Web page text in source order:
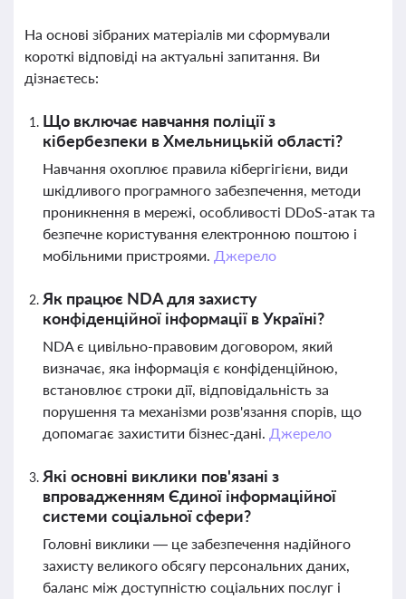
На основі зібраних матеріалів ми сформували
короткі відповіді на актуальні запитання. Ви
дізнаєтесь:
Що включає навчання поліції з
кібербезпеки в Хмельницькій області?
Навчання охоплює правила кібергігієни, види
шкідливого програмного забезпечення, методи
проникнення в мережі, особливості DDoS-атак та
безпечне користування електронною поштою і
мобільними пристроями. Джерело
Як працює NDA для захисту
конфіденційної інформації в Україні?
NDA є цивільно-правовим договором, який
визначає, яка інформація є конфіденційною,
встановлює строки дії, відповідальність за
порушення та механізми розв'язання спорів, що
допомагає захистити бізнес-дані. Джерело
Які основні виклики пов'язані з
впровадженням Єдиної інформаційної
системи соціальної сфери?
Головні виклики — це забезпечення надійного
захисту великого обсягу персональних даних,
баланс між доступністю соціальних послуг і